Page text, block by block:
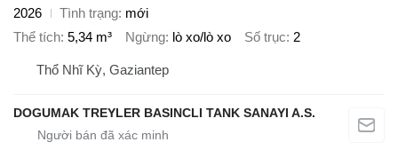
2026
Tình trạng mới
Thể tích 5,34 m³ Ngừng lò xo/lò xo Số trục 2
Thổ Nhĩ Kỳ, Gaziantep
DOGUMAK TREYLER BASINCLI TANK SANAYI A.S.